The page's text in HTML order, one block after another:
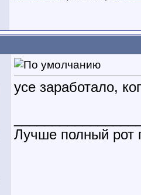
усе заработало,
Лучше полный рот